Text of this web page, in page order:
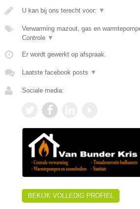
U kan bij ons terecht voor: ▼
Verwarming mazout, gas en
Controle ▼
Er wordt gewerkt op afspraak.
Laatste facebook posts ▼
Sociale media:
BEKIJK VOLLEDIG PROFIEL